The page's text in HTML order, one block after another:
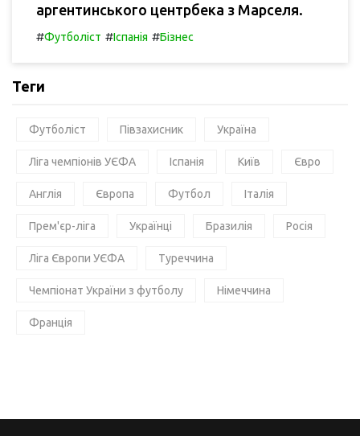
аргентинського центрбека з Марселя.
#Футболіст #Іспанія #Бізнес
Теги
Футболіст Півзахисник Україна
Ліга чемпіонів УЄФА Іспанія Київ Євро
Англія Європа Футбол Італія
Прем'єр-ліга Українці Бразилія Росія
Ліга Європи УЄФА Туреччина
Чемпіонат України з футболу Німеччина
Франція